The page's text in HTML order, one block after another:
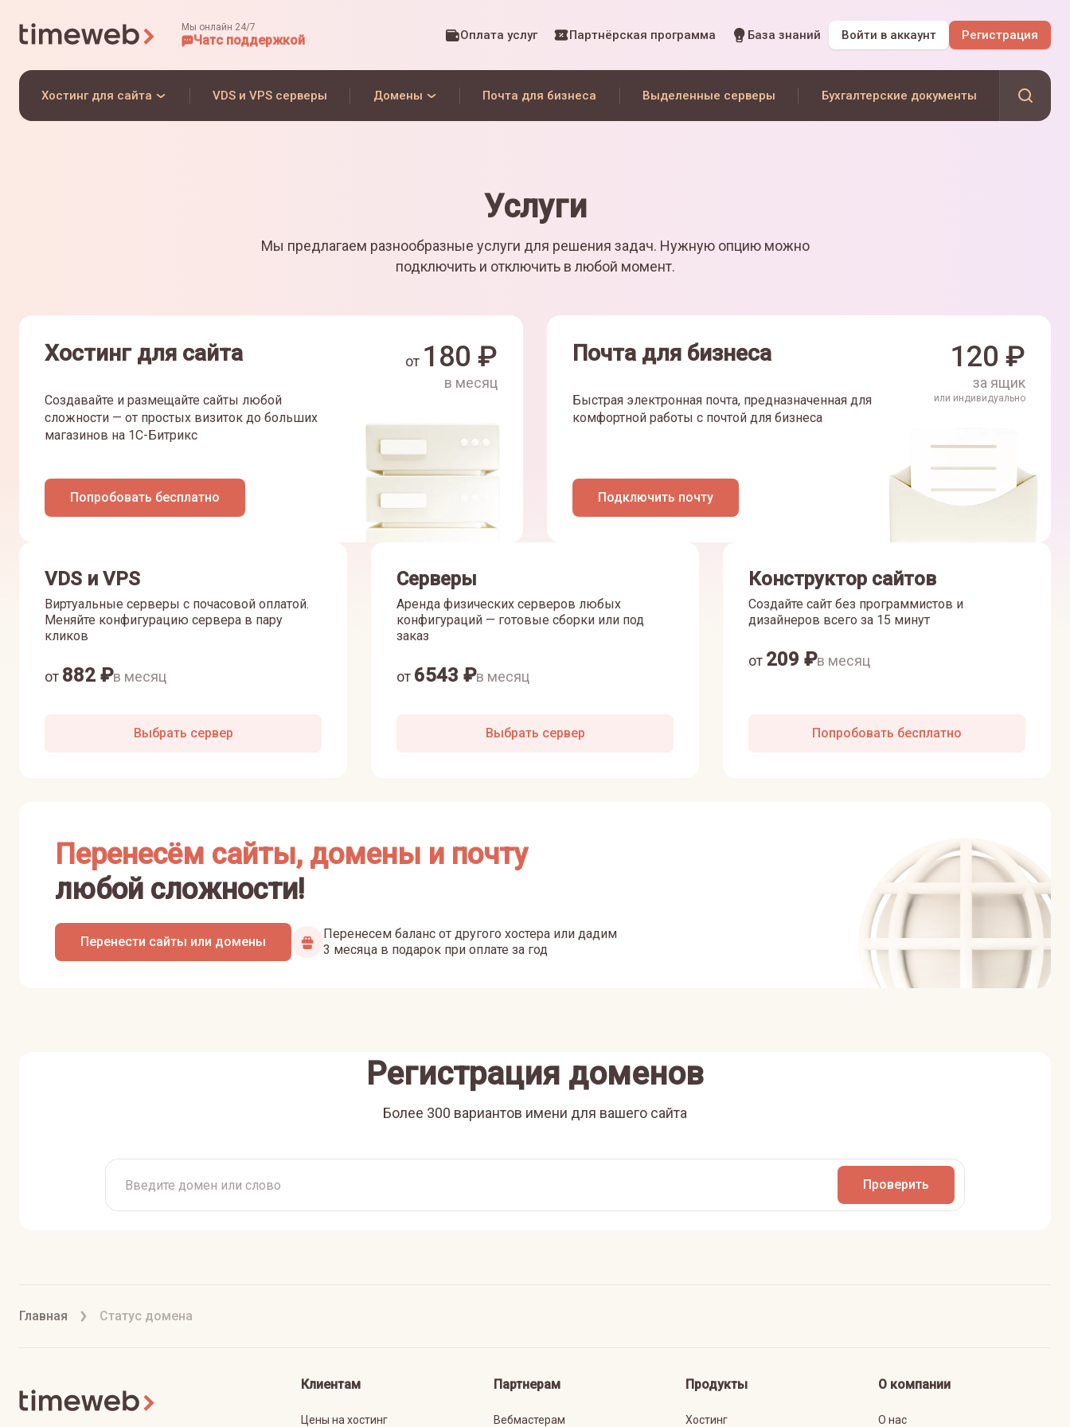
Мы онлайн 24/7
Чатс поддержкой Оплата услуг Партнёрская программа База знаний Войти в аккаунт Регистрация
Хостинг для сайта VDS и VPS серверы Домены Почта для бизнеса Выделенные серверы Бухгалтерские документы
Услуги
Мы предлагаем разнообразные услуги для решения задач. Нужную опцию можно
подключить и отключить в любой момент.
Хостинг для сайта
Создавайте и размещайте сайты любой
сложности — от простых визиток до больших
магазинов на 1С-Битрикс
Попробовать бесплатно
от 180 ₽
в месяц
Почта для бизнеса
Быстрая электронная почта, предназначенная для
комфортной работы с почтой для бизнеса
Подключить почту
120 ₽
за ящик
или индивидуально
VDS и VPS
Виртуальные серверы с почасовой оплатой.
Меняйте конфигурацию сервера в пару
кликов
от 882 ₽в месяц
Выбрать сервер
Серверы
Аренда физических серверов любых
конфигураций — готовые сборки или под
заказ
от 6543 ₽в месяц
Выбрать сервер
Конструктор сайтов
Создайте сайт без программистов и
дизайнеров всего за 15 минут
от 209 ₽в месяц
Попробовать бесплатно
Перенесём сайты, домены и почту
любой сложности!
Перенести сайты или домены
Перенесем баланс от другого хостера или дадим
3 месяца в подарок при оплате за год
Регистрация доменов
Более 300 вариантов имени для вашего сайта
Проверить
Главная Статус домена
Клиентам
Цены на хостинг
Партнерам
Вебмастерам
Продукты
Хостинг
О компании
О нас